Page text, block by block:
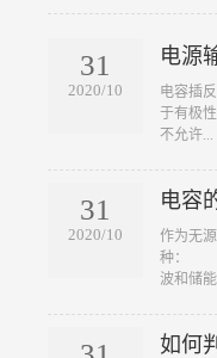
31
2020/10
电源
电容插
于有极
不允许...
31
2020/10
电容
作为无
种： 1
波和储
如何